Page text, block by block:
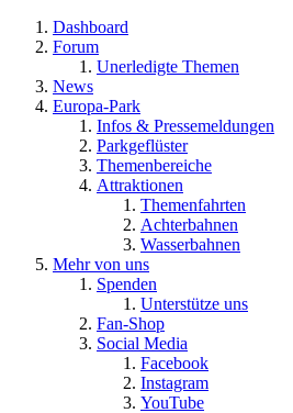
Dashboard
Forum
Unerledigte Themen
News
Europa-Park
Infos & Pressemeldungen
Parkgeflüster
Themenbereiche
Attraktionen
Themenfahrten
Achterbahnen
Wasserbahnen
Mehr von uns
Spenden
Unterstütze uns
Fan-Shop
Social Media
Facebook
Instagram
YouTube